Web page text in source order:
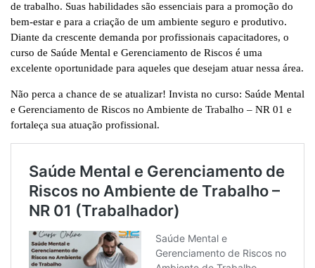
de trabalho. Suas habilidades são essenciais para a promoção do
bem-estar e para a criação de um ambiente seguro e produtivo.
Diante da crescente demanda por profissionais capacitadores, o
curso de Saúde Mental e Gerenciamento de Riscos é uma
excelente oportunidade para aqueles que desejam atuar nessa área.
Não perca a chance de se atualizar! Invista no curso: Saúde Mental
e Gerenciamento de Riscos no Ambiente de Trabalho – NR 01 e
fortaleça sua atuação profissional.